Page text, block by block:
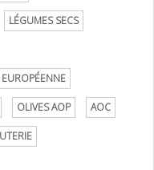
LÉGUMES SECS
OLIVES AOP AOC